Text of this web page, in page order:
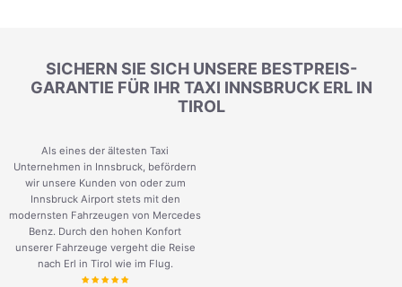
SICHERN SIE SICH UNSERE BESTPREIS-
GARANTIE FÜR IHR TAXI INNSBRUCK ERL IN
TIROL
Als eines der ältesten Taxi
Unternehmen in Innsbruck, befördern
wir unsere Kunden von oder zum
Innsbruck Airport stets mit den
modernsten Fahrzeugen von Mercedes
Benz. Durch den hohen Konfort
unserer Fahrzeuge vergeht die Reise
nach Erl in Tirol wie im Flug.